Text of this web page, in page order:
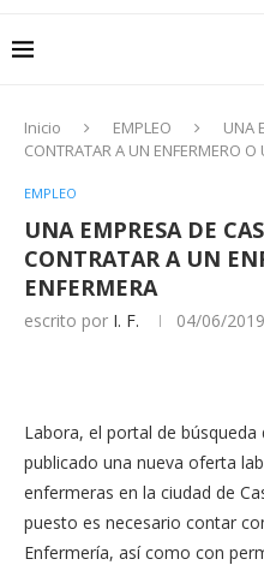
Inicio EMPLEO
UNA
CONTRATAR A UN ENFERMERO O
EMPLEO
UNA EMPRESA DE
CONTRATAR A UN
ENFERMERA
escrito por I. F. 04/06/2019
Labora, el portal de
publicado una nueva oferta
enfermeras en la ciudad de
puesto es necesario contar
Enfermería, así como con